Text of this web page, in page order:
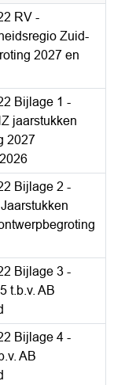
RV -
Zuid-
2027 en
Bijlage 1 -
jaarstukken
2027
Bijlage 2 -
Bijlage 3 -
t.b.v. AB
Bijlage 4 -
AB